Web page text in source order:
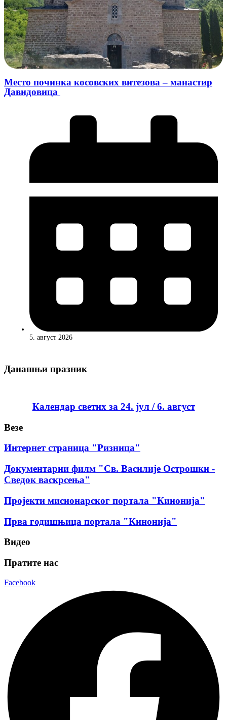
Место починка косовских витезова – манастир
Давидовица
5. август 2026
Данашњи празник
Календар светих за 24. јул / 6. август
Везе
Интернет страница "Ризница"
Документарни филм "Св. Василије Острошки -
Сведок васкрсења"
Пројекти мисионарског портала "Кинонија"
Прва годишњица портала "Кинонија"
Видео
Пратите нас
Facebook